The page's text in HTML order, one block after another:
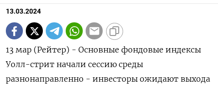
13.03.2024
13 мар (Рейтер) - Основные фондовые индексы
Уолл-стрит начали сессию среды
разнонаправленно - инвесторы ожидают выхода